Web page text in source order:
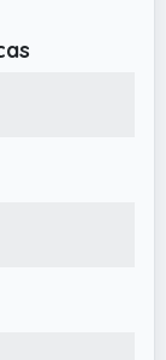
auxiliar,
y los
La